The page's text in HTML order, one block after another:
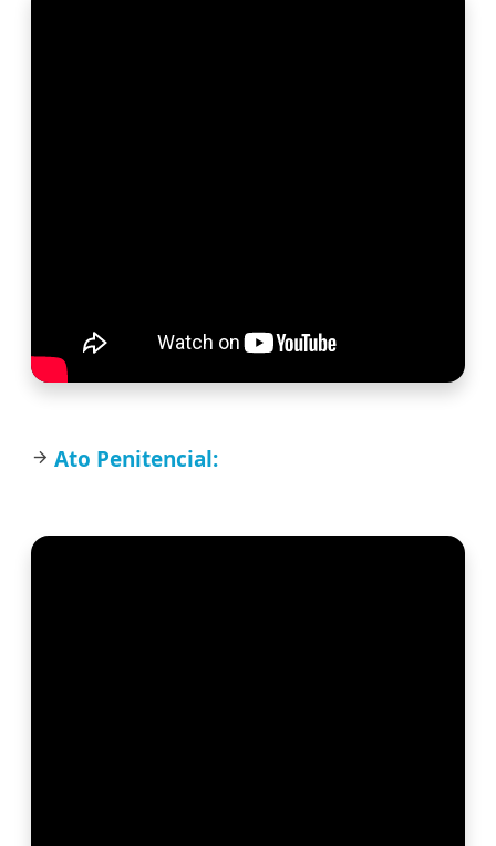
arrow_forward Ato Penitencial: